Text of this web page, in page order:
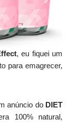
, eu fiquei um
para emagrecer,
anúncio do DIET
100% natural,